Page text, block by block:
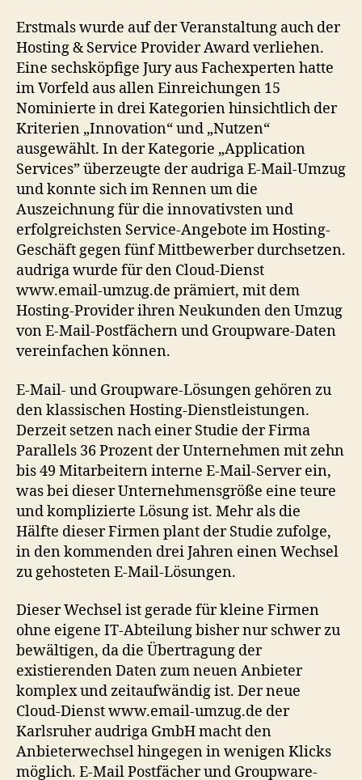
Erstmals wurde auf der Veranstaltung auch der
Hosting & Service Provider Award verliehen.
Eine sechsköpfige Jury aus Fachexperten hatte
im Vorfeld aus allen Einreichungen 15
Nominierte in drei Kategorien hinsichtlich der
Kriterien „Innovation“ und „Nutzen“
ausgewählt. In der Kategorie „Application
Services” überzeugte der audriga E-Mail-Umzug
und konnte sich im Rennen um die
Auszeichnung für die innovativsten und
erfolgreichsten Service-Angebote im Hosting-
Geschäft gegen fünf Mittbewerber durchsetzen.
audriga wurde für den Cloud-Dienst
www.email-umzug.de prämiert, mit dem
Hosting-Provider ihren Neukunden den Umzug
von E-Mail-Postfächern und Groupware-Daten
vereinfachen können.
E-Mail- und Groupware-Lösungen gehören zu
den klassischen Hosting-Dienstleistungen.
Derzeit setzen nach einer Studie der Firma
Parallels 36 Prozent der Unternehmen mit zehn
bis 49 Mitarbeitern interne E-Mail-Server ein,
was bei dieser Unternehmensgröße eine teure
und komplizierte Lösung ist. Mehr als die
Hälfte dieser Firmen plant der Studie zufolge,
in den kommenden drei Jahren einen Wechsel
zu gehosteten E-Mail-Lösungen.
Dieser Wechsel ist gerade für kleine Firmen
ohne eigene IT-Abteilung bisher nur schwer zu
bewältigen, da die Übertragung der
existierenden Daten zum neuen Anbieter
komplex und zeitaufwändig ist. Der neue
Cloud-Dienst www.email-umzug.de der
Karlsruher audriga GmbH macht den
Anbieterwechsel hingegen in wenigen Klicks
möglich. E-Mail Postfächer und Groupware-